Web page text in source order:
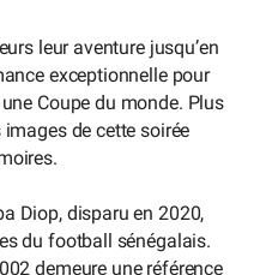
leur aventure jusqu’en
exceptionnelle pour
Coupe du monde. Plus
de cette soirée
Diop, disparu en 2020,
du football sénégalais.
demeure une référence